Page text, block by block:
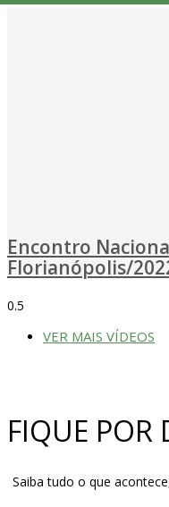
Encontro
Florianópolis/
VER MAIS VÍDEOS
FIQUE POR
Saiba tudo o que